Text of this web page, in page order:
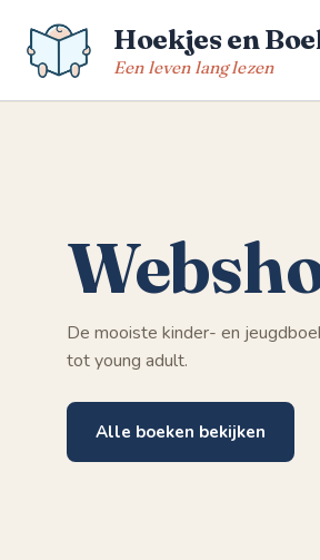
naar
inhoud
Hoekjes en
Een leven lang lezen
De mooiste kinder- en
tot young adult.
Alle boeken bekijken